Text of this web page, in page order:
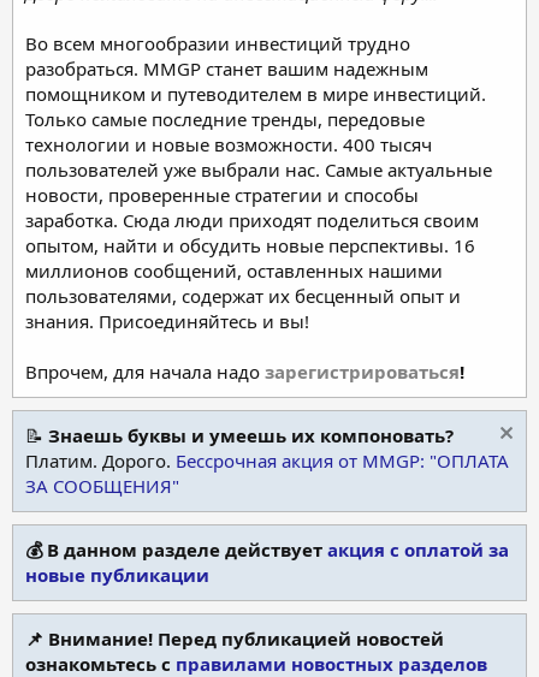
Во всем многообразии инвестиций трудно
разобраться. MMGP станет вашим надежным
помощником и путеводителем в мире инвестиций.
Только самые последние тренды, передовые
технологии и новые возможности. 400 тысяч
пользователей уже выбрали нас. Самые актуальные
новости, проверенные стратегии и способы
заработка. Сюда люди приходят поделиться своим
опытом, найти и обсудить новые перспективы. 16
миллионов сообщений, оставленных нашими
пользователями, содержат их бесценный опыт и
знания. Присоединяйтесь и вы!
Впрочем, для начала надо зарегистрироваться!
📝 Знаешь буквы и умеешь их компоновать?
Платим. Дорого. Бессрочная акция от MMGP: "ОПЛАТА
ЗА СООБЩЕНИЯ"
💰 В данном разделе действует акция с оплатой за
новые публикации
📌 Внимание! Перед публикацией новостей
ознакомьтесь с правилами новостных разделов